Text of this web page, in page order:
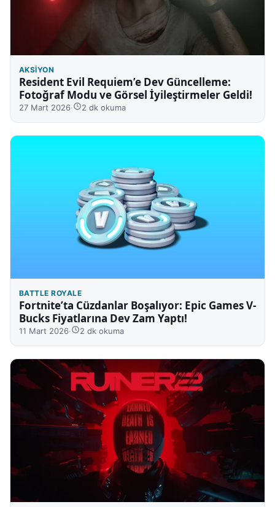
AKSIYON
Resident Evil Requiem’e Dev Güncelleme:
Fotoğraf Modu ve Görsel İyileştirmeler Geldi!
27 Mart 2026· 2 dk okuma
BATTLE ROYALE
Fortnite’ta Cüzdanlar Boşalıyor: Epic Games V-
Bucks Fiyatlarına Dev Zam Yaptı!
11 Mart 2026· 2 dk okuma